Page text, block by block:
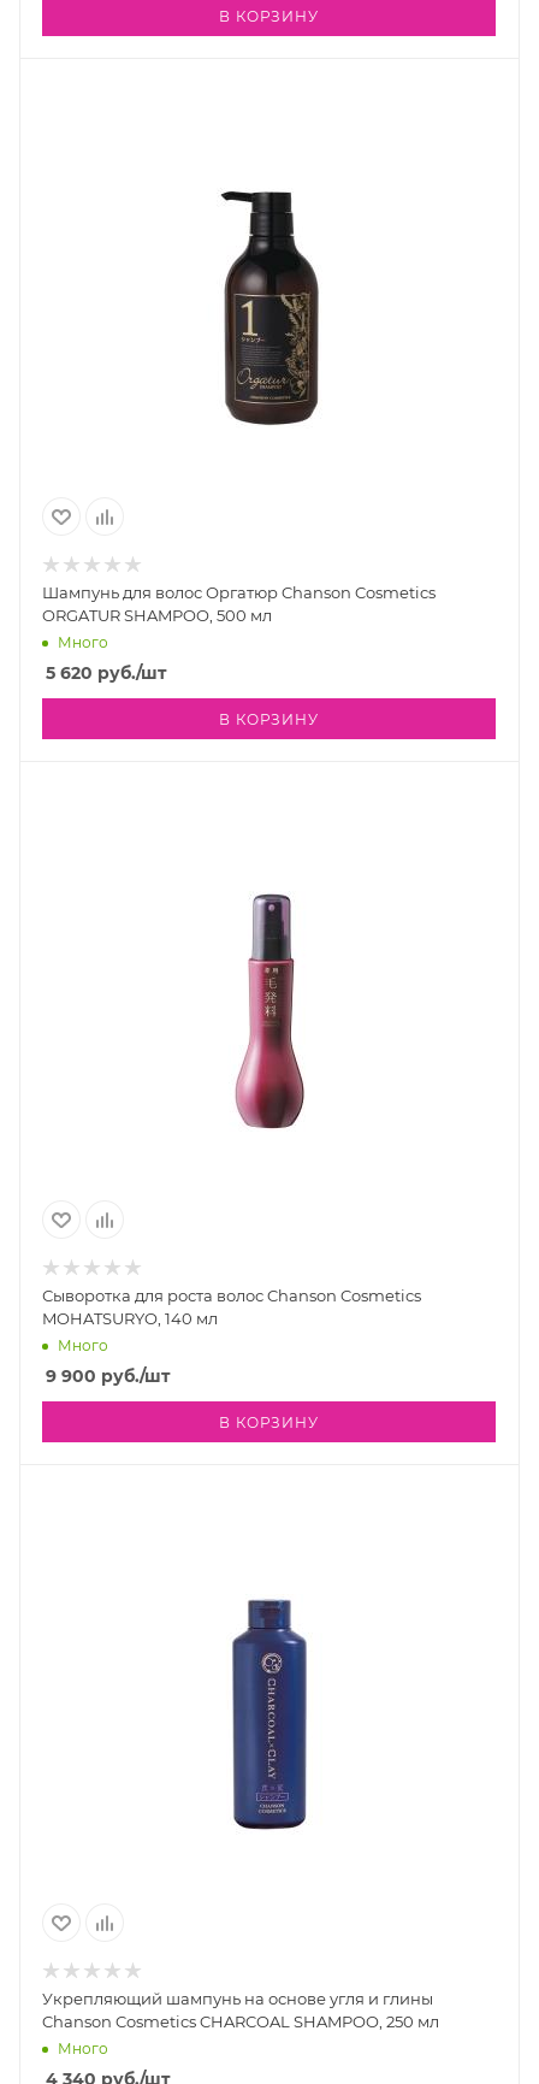
В КОРЗИНУ
Шампунь для волос Оргатюр Chanson Cosmetics
ORGATUR SHAMPOO, 500 мл
Много
5 620 руб./шт
В КОРЗИНУ
Сыворотка для роста волос Chanson Cosmetics
MOHATSURYO, 140 мл
Много
9 900 руб./шт
В КОРЗИНУ
Укрепляющий шампунь на основе угля и глины
Chanson Cosmetics CHARCOAL SHAMPOO, 250 мл
Много
4 340 руб./шт